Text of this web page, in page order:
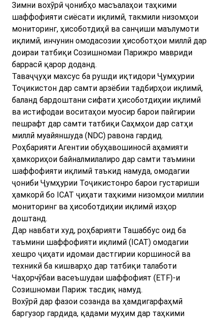
Зимни вохӯрӣ ҷонибҳо масъалаҳои таҳкими
шаффофияти сиёсати иқлимӣ, такмили низомҳои
мониторинг, ҳисоботдиҳӣ ва санҷиши маълумоти
иқлимӣ, инчунин омодасозии ҳисоботҳои миллӣ дар
доираи татбиқи Созишномаи Парижро мавриди
баррасӣ қарор доданд.
Таваҷҷуҳи махсус ба рушди иқтидори Ҷумҳурии
Тоҷикистон дар самти арзёбии тадбирҳои иқлимӣ,
баланд бардоштани сифати ҳисоботдиҳии иқлимӣ
ва истифодаи воситаҳои муосир барои пайгирии
пешрафт дар самти татбиқи Саҳмҳои дар сатҳи
миллӣ муайяншуда (NDC) равона гардид.
Роҳбарияти Агентии обуҳавошиносӣ аҳамияти
ҳамкориҳои байналмилалиро дар самти таъмини
шаффофияти иқлимӣ таъкид намуда, омодагии
ҷониби Ҷумҳурии Тоҷикистонро барои густариши
ҳамкорӣ бо ICAT ҷиҳати таҳкими низомҳои миллии
мониторинг ва ҳисоботдиҳии иқлимӣ изҳор
доштанд.
Дар навбати худ, роҳбарияти Ташаббус оид ба
таъмини шаффофияти иқлимӣ (ICAT) омодагии
хешро ҷиҳати идомаи дастгирии коршиносӣ ва
техникӣ ба кишварҳо дар татбиқи талаботи
Чаҳорчӯбаи васеъшудаи шаффофият (ETF)-и
Созишномаи Париж тасдиқ намуд.
Вохӯрӣ дар фазои созанда ва ҳамдигарфаҳмӣ
баргузор гардида, қадами муҳим дар таҳкими